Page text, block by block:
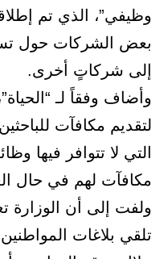
وظيفي”، الذي تم
بعض الشركات حول
إلى شركاتٍ أخرى.
وأضاف وفقاً لـ
لتقديم مكافآت
التي لا تتوافر فيها
مكافآت لهم في حال
ولفت إلى أن
تلقي بلاغات